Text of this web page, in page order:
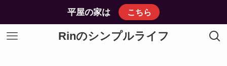
平屋の家は こちら
Rinのシンプルライフ